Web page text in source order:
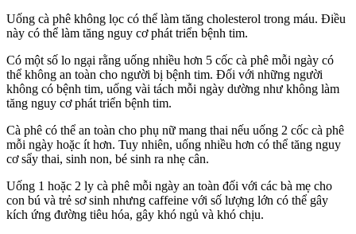
Uống cà phê không lọc có thể làm tăng cholesterol trong máu. Điều
này có thể làm tăng nguy cơ phát triển bệnh tim.
Có một số lo ngại rằng uống nhiều hơn 5 cốc cà phê mỗi ngày có
thể không an toàn cho người bị bệnh tim. Đối với những người
không có bệnh tim, uống vài tách mỗi ngày dường như không làm
tăng nguy cơ phát triển bệnh tim.
Cà phê có thể an toàn cho phụ nữ mang thai nếu uống 2 cốc cà phê
mỗi ngày hoặc ít hơn. Tuy nhiên, uống nhiều hơn có thể tăng nguy
cơ sẩy thai, sinh non, bé sinh ra nhẹ cân.
Uống 1 hoặc 2 ly cà phê mỗi ngày an toàn đối với các bà mẹ cho
con bú và trẻ sơ sinh nhưng caffeine với số lượng lớn có thể gây
kích ứng đường tiêu hóa, gây khó ngủ và khó chịu.